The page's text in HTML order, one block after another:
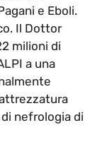
e Eboli.
Il Dottor
milioni di
a una
nefrologia di